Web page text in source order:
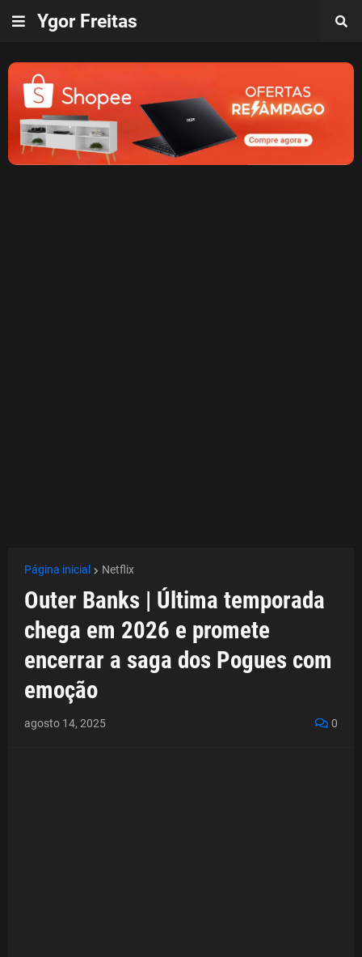
Ygor Freitas
Página inicial Netflix
Outer Banks | Última temporada
chega em 2026 e promete
encerrar a saga dos Pogues com
emoção
agosto 14, 2025 0